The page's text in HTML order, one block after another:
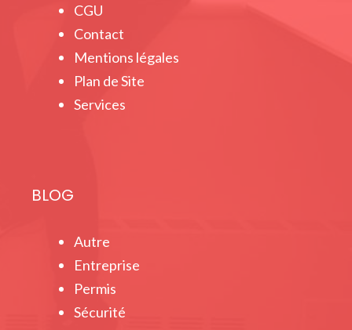
CGU
Contact
Mentions légales
Plan de Site
Services
BLOG
Autre
Entreprise
Permis
Sécurité